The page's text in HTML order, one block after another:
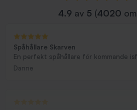
4.9 av 5 (4020
Spåhållare Skarven
En perfekt spåhållare för kommande
Danne